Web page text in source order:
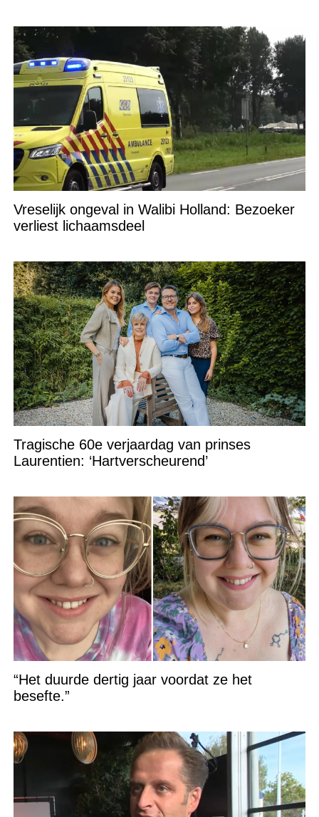
Vreselijk ongeval in Walibi Holland: Bezoeker
verliest lichaamsdeel
Tragische 60e verjaardag van prinses
Laurentien: ‘Hartverscheurend’
“Het duurde dertig jaar voordat ze het
besefte.”